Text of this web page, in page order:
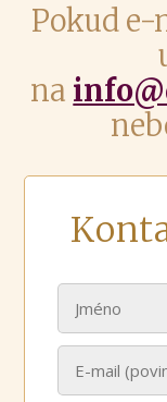
Pokud e-
na